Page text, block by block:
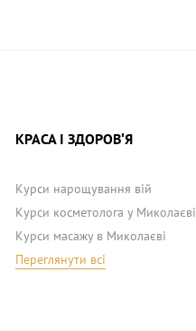
КРАСА І ЗДОРОВ'Я
Курси нарощування вій
Курси косметолога у Миколаєві
Курси масажу в Миколаєві
Переглянути всі